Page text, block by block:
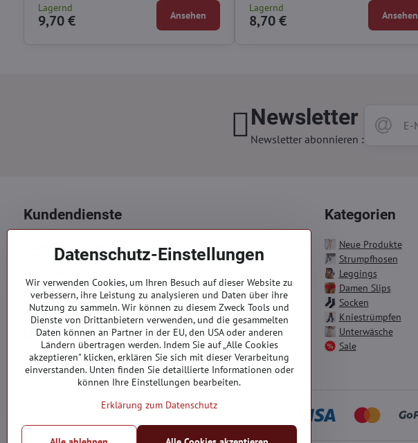
Lagernd
9,70 € Ansehen
Lagernd
8,70 € Ansehen
Newsletter
Newsletter abonnieren :
Kundendienste
Reklamation
Kontakte
Bestellungen
Bestellstatus
Kategorien
Neue Produkte
Strumpfhosen
Leggings
Damen Slips
Socken
Kniestrümpfen
Unterwäsche
Sale
Datenschutz-Einstellungen
Wir verwenden Cookies, um Ihren Besuch auf dieser Website zu
verbessern, ihre Leistung zu analysieren und Daten über ihre
Nutzung zu sammeln. Wir können zu diesem Zweck Tools und
Dienste von Drittanbietern verwenden, und die gesammelten
Daten können an Partner in der EU, den USA oder anderen
Ländern übertragen werden. Indem Sie auf „Alle Cookies
akzeptieren" klicken, erklären Sie sich mit dieser Verarbeitung
einverstanden. Unten finden Sie detaillierte Informationen oder
können Ihre Einstellungen bearbeiten.
Erklärung zum Datenschutz